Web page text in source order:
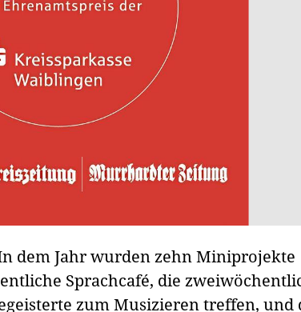
dem Jahr wurden zehn Miniprojekte
Sprachcafé, die
zum Musizieren treffen, und